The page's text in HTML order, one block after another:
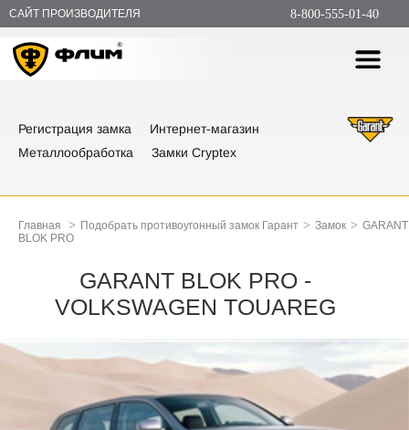
САЙТ ПРОИЗВОДИТЕЛЯ 8-800-555-01-40
Регистрация замка
Интернет-магазин
Металлообработка
Замки Cryptex
Главная > Подобрать противоугонный замок Гарант > Замок > GARANT
BLOK PRO
GARANT BLOK PRO -
VOLKSWAGEN TOUAREG